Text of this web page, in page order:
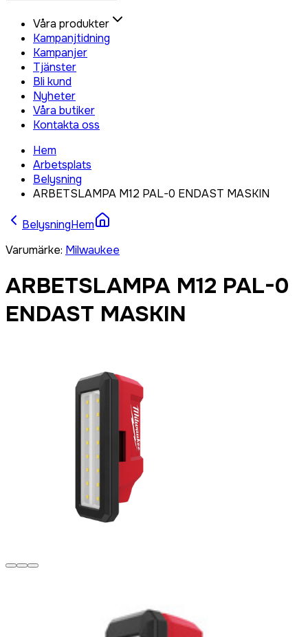
Våra produkter
Kampanjtidning
Kampanjer
Tjänster
Bli kund
Nyheter
Våra butiker
Kontakta oss
Hem
Arbetsplats
Belysning
ARBETSLAMPA M12 PAL-0 ENDAST MASKIN
BelysningHem
Varumärke: Milwaukee
ARBETSLAMPA M12 PAL-0
ENDAST MASKIN